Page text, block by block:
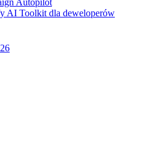
Autopilot
AI Toolkit dla deweloperów